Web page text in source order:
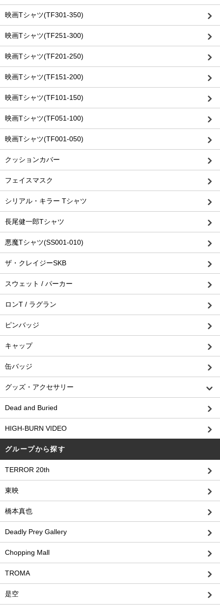
映画Tシャツ(TF301-350)
映画Tシャツ(TF251-300)
映画Tシャツ(TF201-250)
映画Tシャツ(TF151-200)
映画Tシャツ(TF101-150)
映画Tシャツ(TF051-100)
映画Tシャツ(TF001-050)
クッションカバー
フェイスマスク
シリアル・キラー Tシャツ
長尾健一郎Tシャツ
悪魔Tシャツ(SS001-010)
ザ・クレイジーSKB
スウェット / パーカー
ロンT / ラグラン
ピンバッジ
キャップ
缶バッジ
グッズ・アクセサリー
Dead and Buried
HIGH-BURN VIDEO
グループから探す
TERROR 20th
東映
橋本真也
Deadly Prey Gallery
Chopping Mall
TROMA
是空